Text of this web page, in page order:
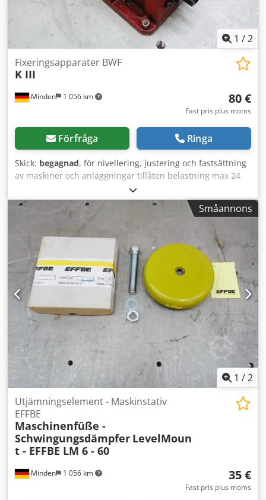
1 /2
Minden 1 056 km
Fixeringsapparater BWF
K III
80 €
Fast pris plus moms
Förfråga Ringa
Skick: begagnad, för nivellering, justering och fastsättning
av maskiner och anläggningar tillåten belastning max 24
000 kg rekommenderad delvis maskinvikt 4 000 kg
genomgående hål 25 mm för M24-skruv stödtallrik Ø 80
mm höjdjustering per varv 0,29 mm utrymmesbehov L -
220 x B - 140 x H - 115 mm *- Styckpris – 3 stycken i lager -*
Dcsdpscw Twyofx Amujk vikt ca 11,5 kg
Småannons
1 /2
Minden 1 056 km
Utjämningselement - Maskinstativ
EFFBE
Maschinenfüße -
Schwingungsdämpfer LevelMoun
t - EFFBE LM 6 - 60
35 €
Fast pris plus moms